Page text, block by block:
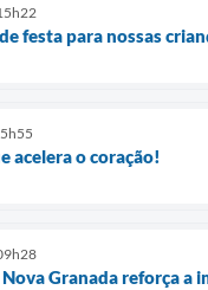
festa para nossas
acelera o coração!
Granada reforça a